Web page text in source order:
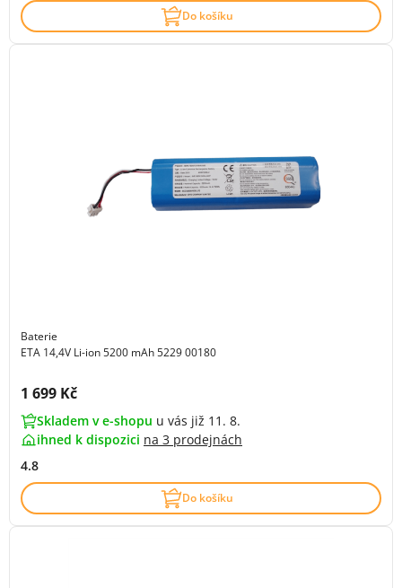
Do košíku
Baterie
ETA 14,4V Li-ion 5200 mAh 5229 00180
Cena s DPH:
1 699 Kč
Skladem v e-shopu u vás již 11. 8.
ihned k dispozici na 3 prodejnách
4.8
Do košíku